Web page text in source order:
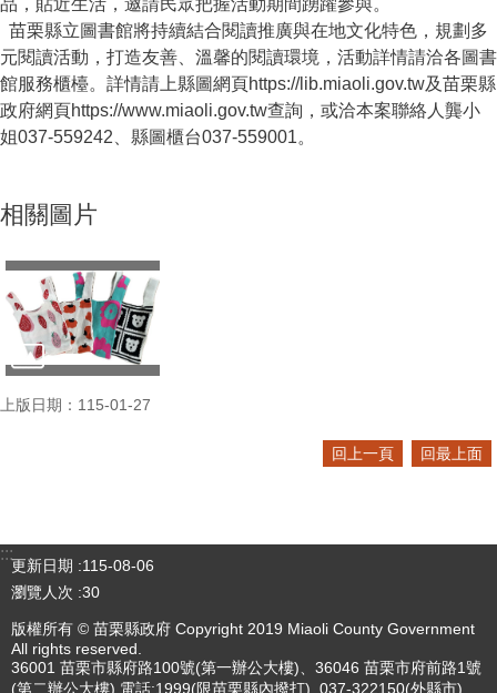
苗栗縣立圖書館將持續結合閱讀推廣與在地文化特色，規劃多
元閱讀活動，打造友善、溫馨的閱讀環境，活動詳情請洽各圖書
館服務櫃檯。詳情請上縣圖網頁https://lib.miaoli.gov.tw及苗栗縣
政府網頁https://www.miaoli.gov.tw查詢，或洽本案聯絡人龔小
姐037-559242、縣圖櫃台037-559001。
相關圖片
上版日期：115-01-27
回上一頁 回最上面
:::
更新日期
115-08-06
瀏覽人次 30
版權所有 © 苗栗縣政府 Copyright 2019 Miaoli County Government
All rights reserved.
36001 苗栗市縣府路100號(第一辦公大樓)、36046 苗栗市府前路1號
(第二辦公大樓) 電話:1999(限苗栗縣內撥打), 037-322150(外縣市)